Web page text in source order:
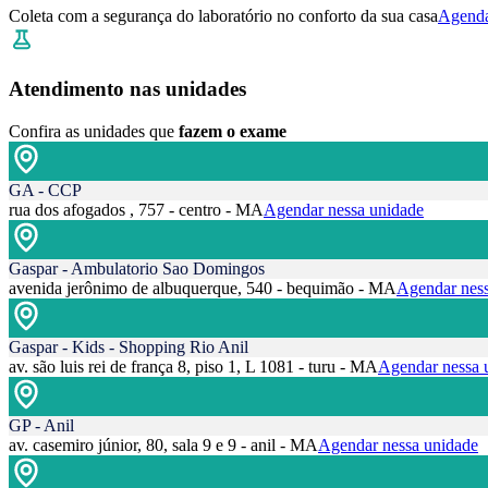
Coleta com a segurança do laboratório no conforto da sua casa
Atendimento nas unidades
Confira as unidades que fazem o exame
GA - CCP
rua dos afogados , 757 - centro - MAAgendar nessa unidade
Gaspar - Ambulatorio Sao Domingos
avenida jerônimo de albuquerque, 540 - bequimão - MAAgendar
Gaspar - Kids - Shopping Rio Anil
av. são luis rei de frança 8, piso 1, L 1081 - turu - MAAgendar nessa
GP - Anil
av. casemiro júnior, 80, sala 9 e 9 - anil - MAAgendar nessa unidade